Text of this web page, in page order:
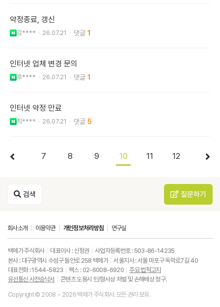
약정종료, 갱신
감**** 26.07.21 1
인터넷 업체 변경 문의
후**** 26.07.21 1
인터넷 약정 만료
칙**** 26.07.21 5
7 8 9 10 11 12
검색 질문하기
회사소개 이용약관 개인정보처리방침 연구실
백메가 주식회사 대표이사 : 신정권
사업자등록번호 : 503-86-14235
본사 : 대구광역시 수성구 들안로 258 백메가
서울지사 : 서울 마포구 독막로7길 40
대표전화 : 1544-5823
팩스 : 02-6008-6920
주요 법적고지
유선통신 사전승낙서
콘텐츠 도용시 민/형사상 처벌 및 손해배상 청구.
Copyright © 2008 ~ 2026 백메가 주식회사. 모든 권리 보유.